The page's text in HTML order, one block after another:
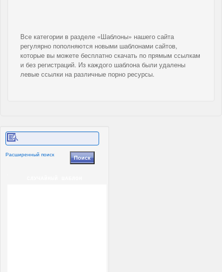
Все категории в разделе «Шаблоны» нашего сайта
регулярно пополняются новыми шаблонами сайтов,
которые вы можете бесплатно скачать по прямым ссылкам
и без регистраций. Из каждого шаблона были удалены
левые ссылки на различные порно ресурсы.
Расширенный поиск